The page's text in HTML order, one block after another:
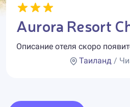
Aurora Resort
Описание отеля скоро
Таиланд/